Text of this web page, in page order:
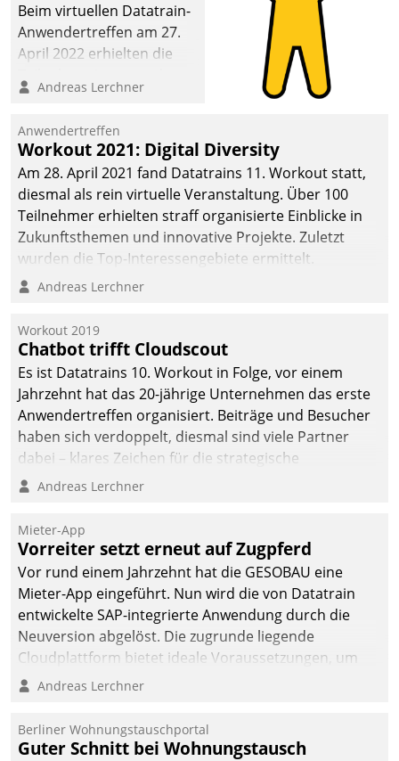
Beim virtuellen Datatrain-
Anwendertreffen am 27.
April 2022 erhielten die
Teilnehmer kurzweilige
Cloud-Strategien und -
Lösungen mit hohem
Zukunftspotenzial.
Andreas Lerchner
Anwendertreffen
Workout 2021: Digital Diversity
Am 28. April 2021 fand Datatrains 11. Workout statt,
diesmal als rein virtuelle Veranstaltung. Über 100
Teilnehmer erhielten straff organisierte Einblicke in
Zukunftsthemen und innovative Projekte. Zuletzt
wurden die Top-Interessengebiete ermittelt.
Andreas Lerchner
Workout 2019
Chatbot trifft Cloudscout
Es ist Datatrains 10. Workout in Folge, vor einem
Jahrzehnt hat das 20-jährige Unternehmen das erste
Anwendertreffen organisiert. Beiträge und Besucher
haben sich verdoppelt, diesmal sind viele Partner
dabei – klares Zeichen für die strategische
Fokussierung auf den Kunden.
Andreas Lerchner
Mieter-App
Vorreiter setzt erneut auf Zugpferd
Vor rund einem Jahrzehnt hat die GESOBAU eine
Mieter-App eingeführt. Nun wird die von Datatrain
entwickelte SAP-integrierte Anwendung durch die
Neuversion abgelöst. Die zugrunde liegende
Cloudplattform bietet ideale Voraussetzungen, um
die Funktionalität der App zu erweitern und weitere
integrieren.
Andreas Lerchner
Berliner Wohnungstauschportal
Guter Schnitt bei Wohnungstausch